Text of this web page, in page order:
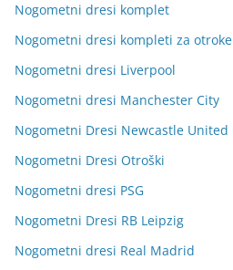
Nogometni dresi komplet
Nogometni dresi kompleti za otroke
Nogometni dresi Liverpool
Nogometni dresi Manchester City
Nogometni Dresi Newcastle United
Nogometni Dresi Otroški
Nogometni dresi PSG
Nogometni Dresi RB Leipzig
Nogometni dresi Real Madrid